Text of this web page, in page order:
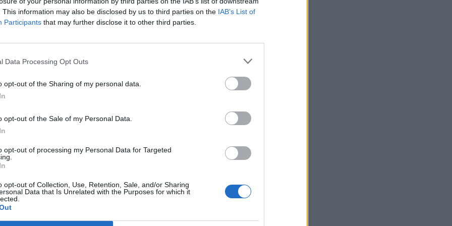
This information may also be disclosed by us to third parties on the IAB’s List of
Participants that may further disclose it to other third parties.
Data Processing Opt Outs
opt-out of the Sharing of my personal data.
opt-out of the Sale of my Personal Data.
opt-out of processing my Personal Data for Targeted
opt-out of Collection, Use, Retention, Sale, and/or Sharing
Data that Is Unrelated with the Purposes for which it
fenntartású Pesti úti idősotthonba is megérkeztek a vakcinák. Abba az
elmondta: az intézményben 479-en kapják meg az oltást csütörtökön. Sára
vezető kormánymegbízott ugyanott arra...
portfolio.hu hírarchívumához tartozik, melynek olvasása előfizetéses
cikkarchívum
elmúlt 2 év napon belüli
Előfizetés